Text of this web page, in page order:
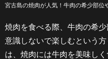
宮古島の焼肉が人気！牛肉の希少部位
焼肉を食べる際、牛肉の希
意識しないで楽しむという
は、焼肉には牛肉を美味し